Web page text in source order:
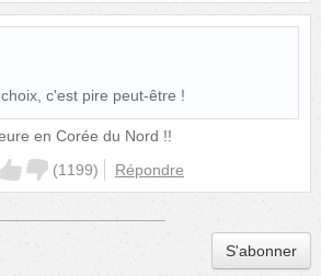
c'est pire peut-être !
en Corée du Nord !!
(1199) Répondre
S'abonner